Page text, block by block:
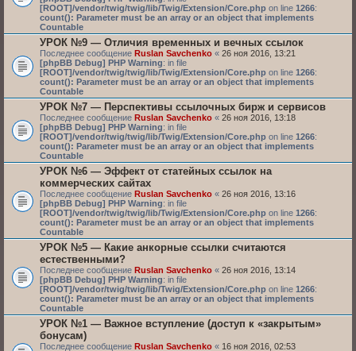
[ROOT]/vendor/twig/twig/lib/Twig/Extension/Core.php on line 1266:
count(): Parameter must be an array or an object that implements
Countable
УРОК №9 — Отличия временных и вечных ссылок
Последнее сообщение Ruslan Savchenko « 26 ноя 2016, 13:21
[phpBB Debug] PHP Warning: in file
[ROOT]/vendor/twig/twig/lib/Twig/Extension/Core.php on line 1266:
count(): Parameter must be an array or an object that implements
Countable
УРОК №7 — Перспективы ссылочных бирж и сервисов
Последнее сообщение Ruslan Savchenko « 26 ноя 2016, 13:18
[phpBB Debug] PHP Warning: in file
[ROOT]/vendor/twig/twig/lib/Twig/Extension/Core.php on line 1266:
count(): Parameter must be an array or an object that implements
Countable
УРОК №6 — Эффект от статейных ссылок на
коммерческих сайтах
Последнее сообщение Ruslan Savchenko « 26 ноя 2016, 13:16
[phpBB Debug] PHP Warning: in file
[ROOT]/vendor/twig/twig/lib/Twig/Extension/Core.php on line 1266:
count(): Parameter must be an array or an object that implements
Countable
УРОК №5 — Какие анкорные ссылки считаются
естественными?
Последнее сообщение Ruslan Savchenko « 26 ноя 2016, 13:14
[phpBB Debug] PHP Warning: in file
[ROOT]/vendor/twig/twig/lib/Twig/Extension/Core.php on line 1266:
count(): Parameter must be an array or an object that implements
Countable
УРОК №1 — Важное вступление (доступ к «закрытым»
бонусам)
Последнее сообщение Ruslan Savchenko « 16 ноя 2016, 02:53